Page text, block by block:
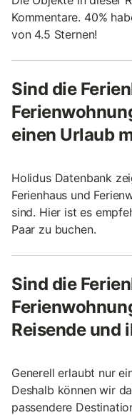
Kommentare. 40%
von 4.5 Sternen!
Sind die
einen Urlaub
Holidus Datenbank
Ferienhaus und
sind. Hier ist es
Paar zu buchen.
Sind die
Reisende und
Generell erlaubt nur
Deshalb können wir
passendere